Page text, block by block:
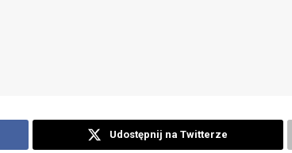
Udostępnij na Twitterze